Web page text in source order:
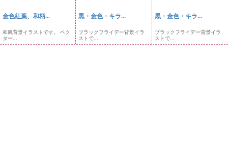
金色紅葉、和柄...
和風背景イラストです。 ベク
ター...
黒・金色・キラ...
ブラックフライデー背景イラ
ストで...
黒・金色・キラ...
ブラックフライデー背景イラ
ストで...